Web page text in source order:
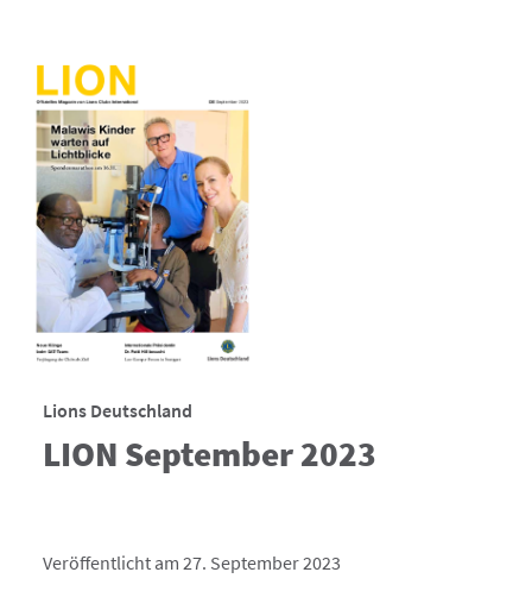
Lions Deutschland
LION September 2023
Veröffentlicht am 27. September 2023